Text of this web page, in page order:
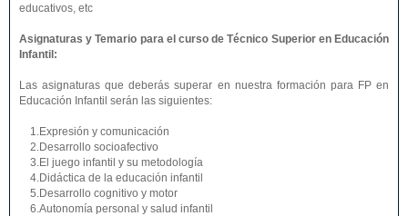
educativos, etc
Asignaturas y Temario para el curso de Técnico Superior en Educación
Infantil:
Las asignaturas que deberás superar en nuestra formación para FP en
Educación Infantil serán las siguientes:
1.Expresión y comunicación
2.Desarrollo socioafectivo
3.El juego infantil y su metodología
4.Didáctica de la educación infantil
5.Desarrollo cognitivo y motor
6.Autonomía personal y salud infantil